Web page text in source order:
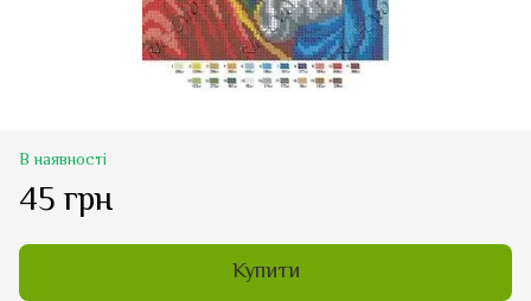
В наявності
45 грн
Купити